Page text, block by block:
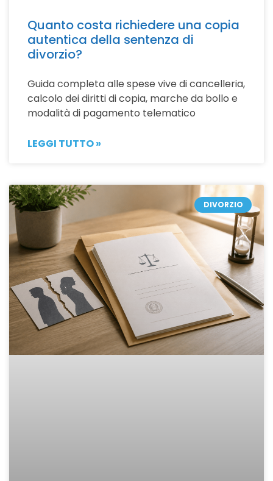
Quanto costa richiedere una copia
autentica della sentenza di
divorzio?
Guida completa alle spese vive di cancelleria,
calcolo dei diritti di copia, marche da bollo e
modalità di pagamento telematico
LEGGI TUTTO »
DIVORZIO